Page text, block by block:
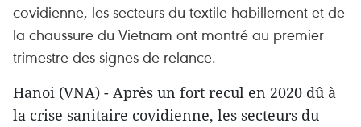
covidienne, les secteurs du textile-habillement et de
la chaussure du Vietnam ont montré au premier
trimestre des signes de relance.
Hanoi (VNA) - Après un fort recul en 2020 dû à
la crise sanitaire covidienne, les secteurs du